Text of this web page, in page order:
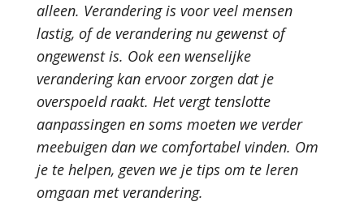
alleen. Verandering is voor veel mensen
lastig, of de verandering nu gewenst of
ongewenst is. Ook een wenselijke
verandering kan ervoor zorgen dat je
overspoeld raakt. Het vergt tenslotte
aanpassingen en soms moeten we verder
meebuigen dan we comfortabel vinden. Om
je te helpen, geven we je tips om te leren
omgaan met verandering.